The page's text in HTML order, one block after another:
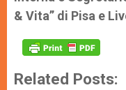
& Vita” di Pisa e
Related Posts: